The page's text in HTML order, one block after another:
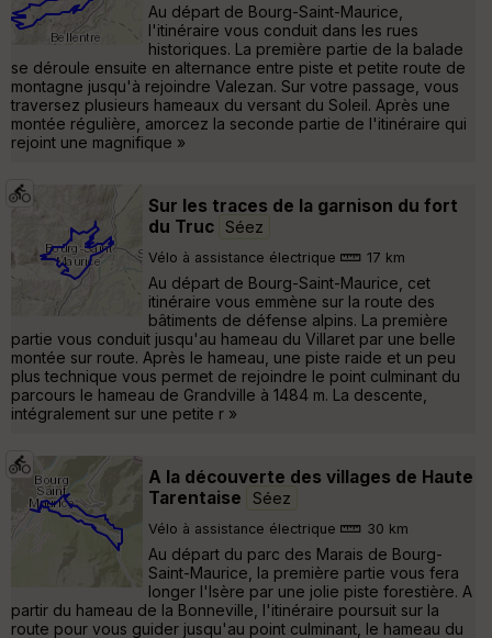
Au départ de Bourg-Saint-Maurice,
l'itinéraire vous conduit dans les rues
historiques. La première partie de la balade
se déroule ensuite en alternance entre piste et petite route de
montagne jusqu'à rejoindre Valezan. Sur votre passage, vous
traversez plusieurs hameaux du versant du Soleil. Après une
montée régulière, amorcez la seconde partie de l'itinéraire qui
rejoint une magnifique »
Sur les traces de la garnison du fort
du Truc Séez
Vélo à assistance électrique 17 km
Au départ de Bourg-Saint-Maurice, cet
itinéraire vous emmène sur la route des
bâtiments de défense alpins. La première
partie vous conduit jusqu'au hameau du Villaret par une belle
montée sur route. Après le hameau, une piste raide et un peu
plus technique vous permet de rejoindre le point culminant du
parcours le hameau de Grandville à 1484 m. La descente,
intégralement sur une petite r »
A la découverte des villages de Haute
Tarentaise
Séez
Vélo à assistance électrique 30 km
Au départ du parc des Marais de Bourg-
Saint-Maurice, la première partie vous fera
longer l'Isère par une jolie piste forestière. A
partir du hameau de la Bonneville, l'itinéraire poursuit sur la
route pour vous guider jusqu'au point culminant, le hameau du